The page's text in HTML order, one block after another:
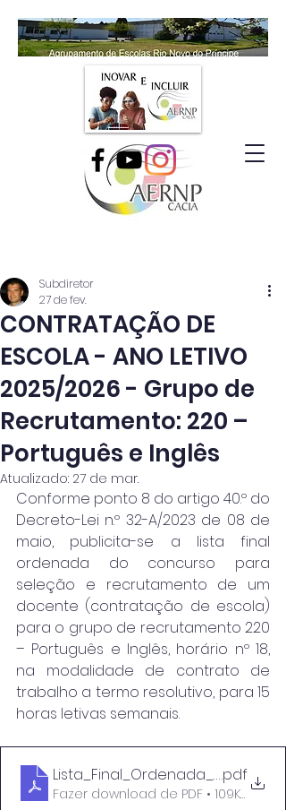
CONTRATAÇÃO DE
ESCOLA - ANO LETIVO
2025/2026 - Grupo de
Recrutamento: 220 –
Português e Inglês
Subdiretor
27 de fev.
Atualizado: 27 de mar.
Conforme ponto 8 do artigo 40.º do
Decreto-Lei n.º 32-A/2023 de 08 de
maio, publicita-se a lista final
ordenada do concurso para
seleção e recrutamento de um
docente (contratação de escola)
para o grupo de recrutamento 220
– Português e Inglês, horário nº 18,
na modalidade de contrato de
trabalho a termo resolutivo, para 15
horas letivas semanais.
Lista_Final_Ordenada_Horário_18
.pdf
Fazer download de PDF • 109KB